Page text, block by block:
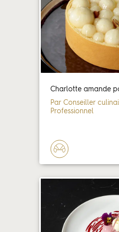
Charlotte amande
Par Conseiller
Professionnel